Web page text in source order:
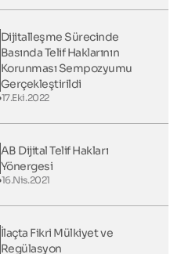
Dijitalleşme Sürecinde
Basında Telif Haklarının
Korunması Sempozyumu
Gerçekleştirildi
17.Eki.2022
AB Dijital Telif Hakları
Yönergesi
16.Nis.2021
İlaçta Fikri Mülkiyet ve
Regülasyon